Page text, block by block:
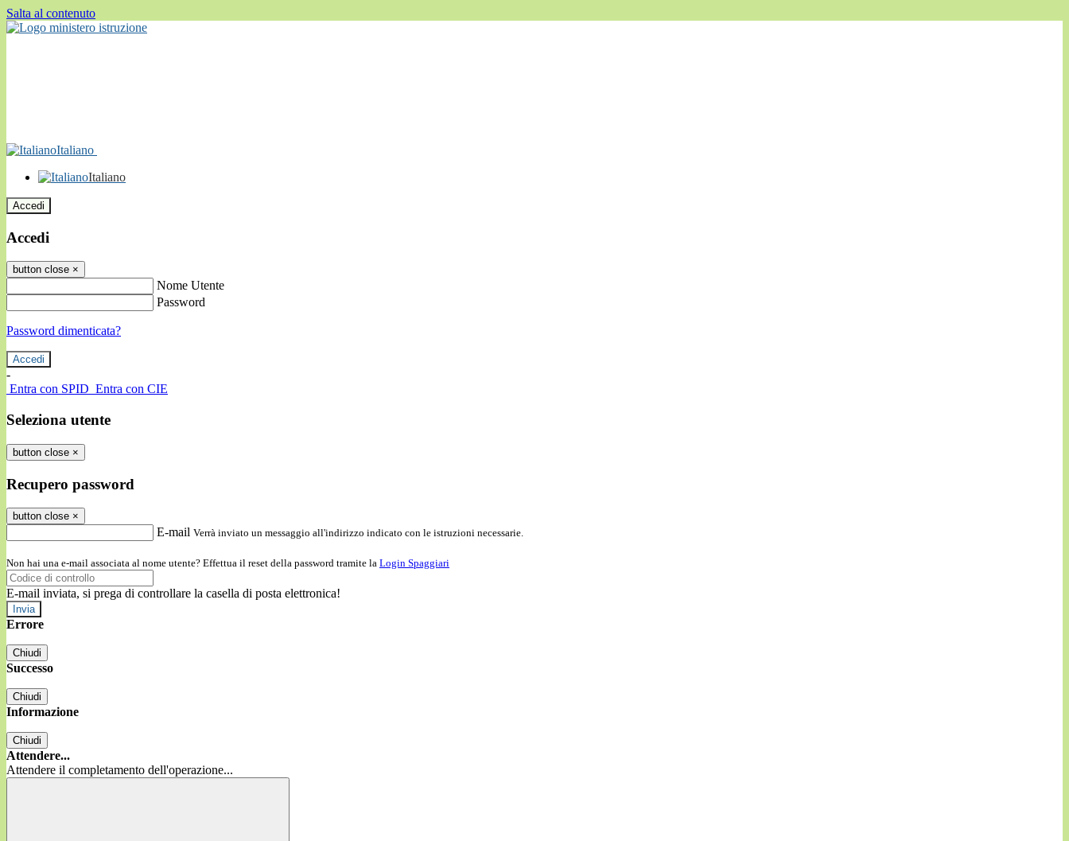
Salta al contenuto
Italiano
Italiano
Accedi
Accedi
button close ×
Nome Utente
Password
Password dimenticata?
-
Entra con SPID Entra con CIE
Seleziona utente
button close ×
Recupero password
button close ×
E-mail Verrà inviato un messaggio all'indirizzo indicato con le istruzioni necessarie.
Non hai una e-mail associata al nome utente? Effettua il reset della password tramite la Login Spaggiari
E-mail inviata, si prega di controllare la casella di posta elettronica!
Errore
Chiudi
Successo
Chiudi
Informazione
Chiudi
Attendere...
Attendere il completamento dell'operazione...